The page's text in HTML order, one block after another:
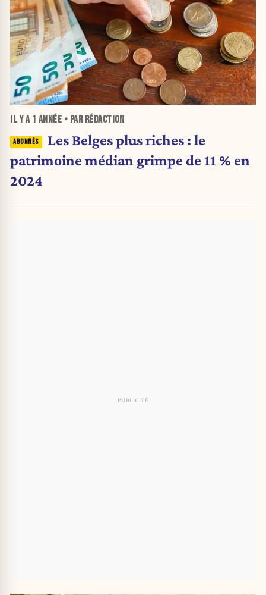
IL Y A 1 ANNÉE • PAR RÉDACTION
Les Belges plus riches : le
patrimoine médian grimpe de 11 % en
2024